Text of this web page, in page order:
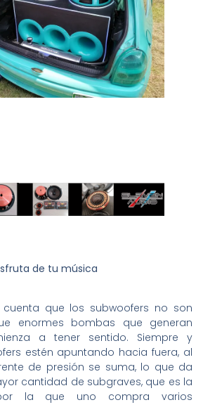
de tu música
que los subwoofers no son
enormes bombas que generan
a tener sentido. Siempre y
estén apuntando hacia fuera, al
de presión se suma, lo que da
cantidad de subgraves, que es la
la que uno compra varios